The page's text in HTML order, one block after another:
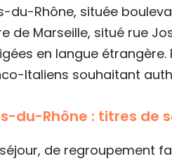
du-Rhône, située
de Marseille, situé rue
en langue
Italiens souhaitant
du-Rhône : titres de
de regroupement